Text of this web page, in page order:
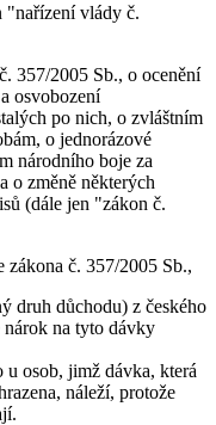
"nařízení vlády č.
357/2005 Sb., o ocenění
osvobození
po nich, o zvláštním
o jednorázové
národního boje za
o změně některých
(dále jen "zákon č.
č. 357/2005 Sb.,
druh důchodu) z českého
na tyto dávky
osob, jimž dávka, která
náleží, protože